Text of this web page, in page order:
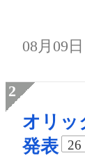
08月09
オリッ
発表
26